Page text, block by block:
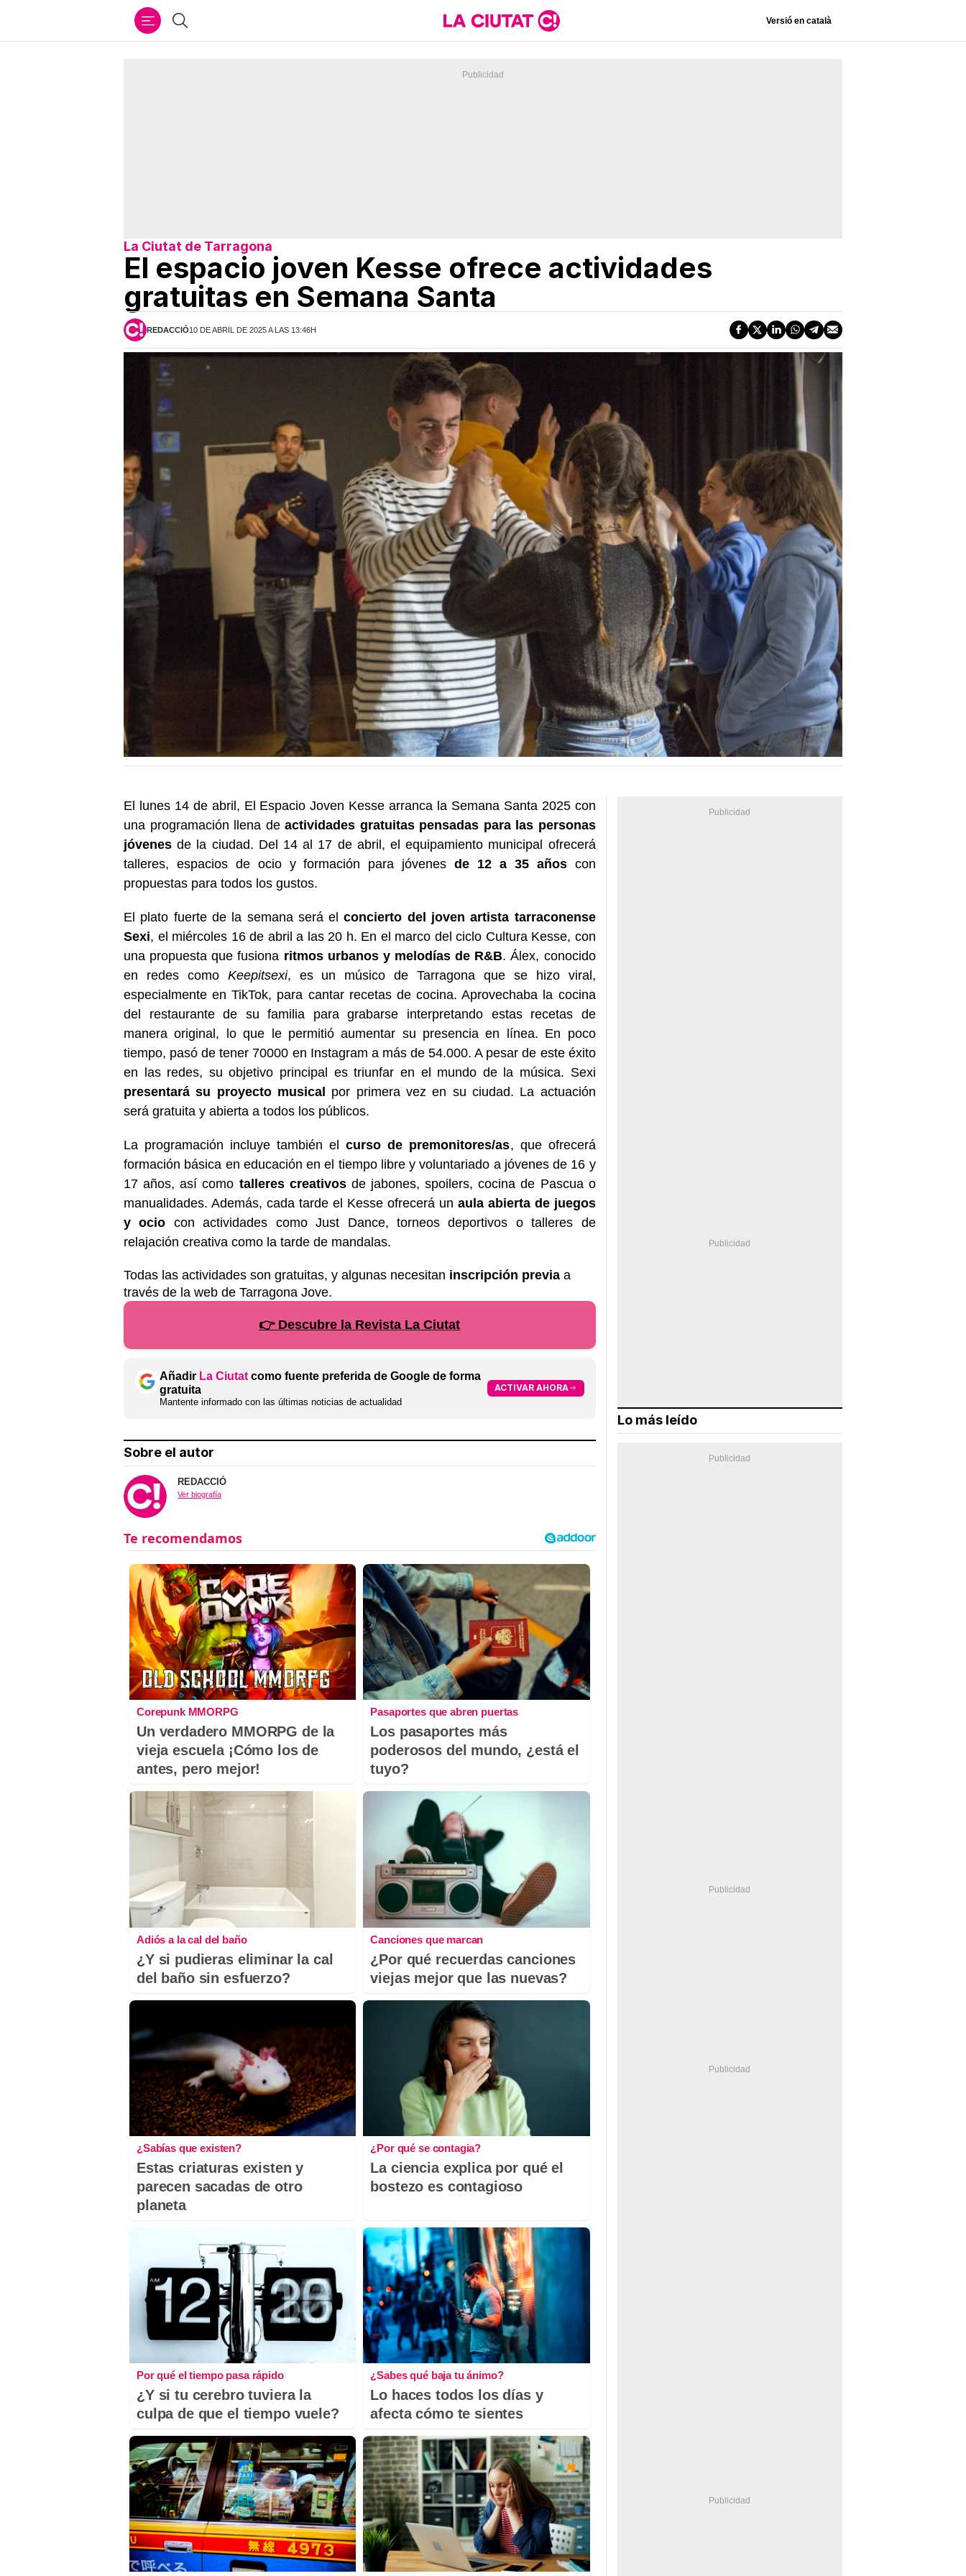
Buscar Versió en català
La Ciutat de Tarragona
El espacio joven Kesse ofrece actividades
gratuitas en Semana Santa
REDACCIÓ10 DE ABRIL DE 2025 A LAS 13:46H
El lunes 14 de abril, El Espacio Joven Kesse arranca la Semana Santa 2025 con
una programación llena deactividades gratuitas pensadas para las personas
jóvenes de la ciudad. Del 14 al 17 de abril, el equipamiento municipal ofrecerá
talleres, espacios de ocio y formación para jóvenesde 12 a 35 añoscon
propuestas para todos los gustos.
El plato fuerte de la semana será elconcierto del joven artista tarraconense
Sexi, el miércoles 16 de abril a las 20 h. En el marco del ciclo Cultura Kesse, con
una propuesta que fusiona ritmos urbanos y melodías de R&B. Álex, conocido
en redes como Keepitsexi, es un músico de Tarragona que se hizo viral,
especialmente en TikTok, para cantar recetas de cocina. Aprovechaba la cocina
del restaurante de su familia para grabarse interpretando estas recetas de
manera original, lo que le permitió aumentar su presencia en línea. En poco
tiempo, pasó de tener 70000 en Instagram a más de 54.000. A pesar de este éxito
en las redes, su objetivo principal es triunfar en el mundo de la música. Sexi
presentará su proyecto musical por primera vez en su ciudad. La actuación
será gratuita y abierta a todos los públicos.
La programación incluye también elcurso de premonitores/as, que ofrecerá
formación básica en educación en el tiempo libre y voluntariado a jóvenes de 16 y
17 años, así como talleres creativosde jabones, spoilers, cocina de Pascua o
manualidades. Además, cada tarde el Kesse ofrecerá un aula abierta de juegos
y ocio con actividades como Just Dance, torneos deportivos o talleres de
relajación creativa como la tarde de mandalas.
Todas las actividades son gratuitas, y algunas necesitan inscripción previa a
través de la web de Tarragona Jove.
👉 Descubre la Revista La Ciutat
Añadir La Ciutat como fuente preferida de Google de forma
gratuita
Mantente informado con las últimas noticias de actualidad
ACTIVAR AHORA
Sobre el autor
REDACCIÓ
Ver biografía
Corepunk MMORPG
Un verdadero MMORPG de la
vieja escuela ¡Cómo los de
antes, pero mejor!
Pasaportes que abren puertas
Los pasaportes más
poderosos del mundo, ¿está el
tuyo?
Adiós a la cal del baño
¿Y si pudieras eliminar la cal
del baño sin esfuerzo?
Canciones que marcan
¿Por qué recuerdas canciones
viejas mejor que las nuevas?
¿Sabías que existen?
Estas criaturas existen y
parecen sacadas de otro
planeta
¿Por qué se contagia?
La ciencia explica por qué el
bostezo es contagioso
Por qué el tiempo pasa rápido
¿Y si tu cerebro tuviera la
culpa de que el tiempo vuele?
¿Sabes qué baja tu ánimo?
Lo haces todos los días y
afecta cómo te sientes
Lo más leído